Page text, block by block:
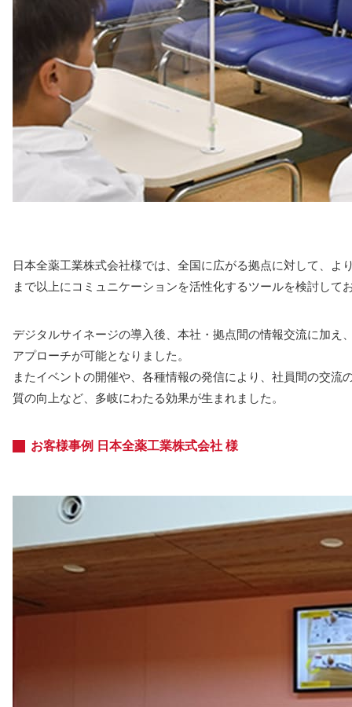
日本全薬工業株式会社様では、全国に広がる拠点に対して、
まで以上にコミュニケーションを活性化するツールを検討して
デジタルサイネージの導入後、本社・拠点間の情報交流に加
アプローチが可能となりました。
またイベントの開催や、各種情報の発信により、社員間の交
質の向上など、多岐にわたる効果が生まれました。
お客様事例 日本全薬工業株式会社 様